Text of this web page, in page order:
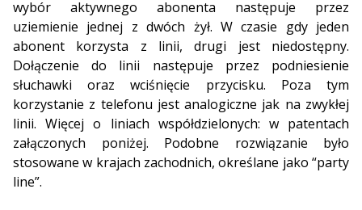
wybór aktywnego abonenta następuje przez
uziemienie jednej z dwóch żył. W czasie gdy jeden
abonent korzysta z linii, drugi jest niedostępny.
Dołączenie do linii następuje przez podniesienie
słuchawki oraz wciśnięcie przycisku. Poza tym
korzystanie z telefonu jest analogiczne jak na zwykłej
linii. Więcej o liniach współdzielonych: w patentach
załączonych poniżej. Podobne rozwiązanie było
stosowane w krajach zachodnich, określane jako “party
line”.